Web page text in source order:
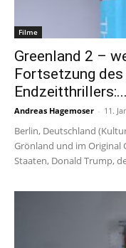
Filme
Greenland 2 –
Fortsetzung des
Endzeitthrillers:...
Andreas Hagemoser - 11.
Berlin, Deutschland
Grönland und im Original
Staaten, Donald Trump,